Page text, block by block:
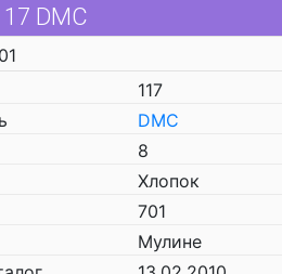
DMC
117
DMC
8
Хлопок
701
Мулине